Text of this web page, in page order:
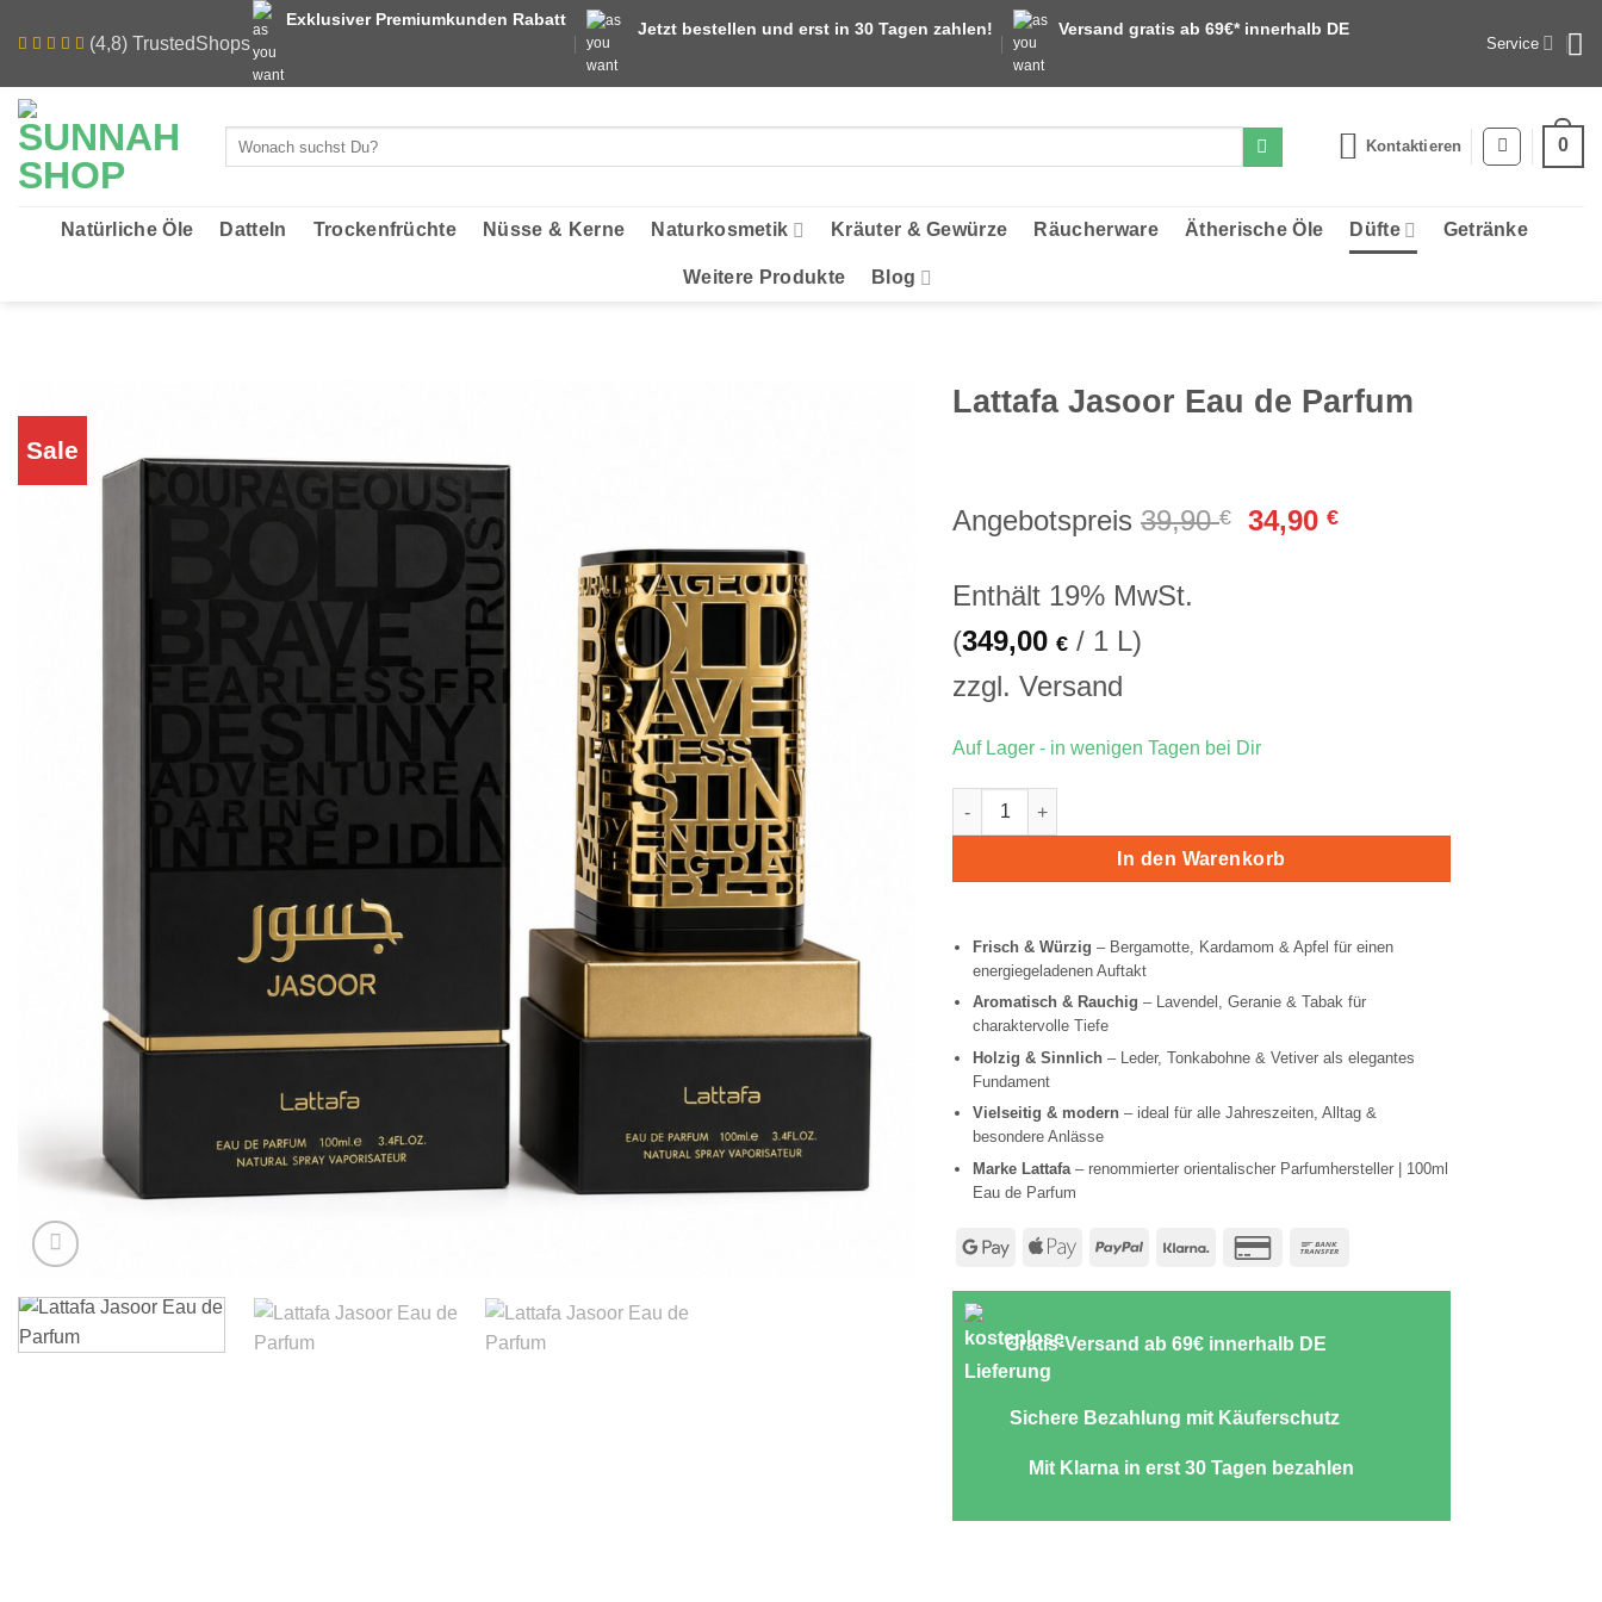
Inhalt
(4,8) TrustedShops
Exklusiver Premiumkunden Rabatt Jetzt bestellen und erst in 30 Tagen zahlen! Versand gratis ab 69€* innerhalb DE
Service
Kontaktieren 0
Natürliche Öle Datteln Trockenfrüchte Nüsse & Kerne Naturkosmetik Kräuter & Gewürze Räucherware Ätherische Öle Düfte Getränke
Weitere Produkte Blog
Sale
Lattafa Jasoor Eau de Parfum
Angebotspreis 39,90€
Ursprünglicher
34,90€Aktueller
Enthält 19% MwSt.
(349,00 € / 1 L)
zzgl. Versand
Auf Lager - in wenigen Tagen bei Dir
Lattafa Jasoor Eau de Parfum Menge
In den Warenkorb
Frisch & Würzig – Bergamotte, Kardamom & Apfel für einen
energiegeladenen Auftakt
Aromatisch & Rauchig – Lavendel, Geranie & Tabak für
charaktervolle Tiefe
Holzig & Sinnlich– Leder, Tonkabohne & Vetiver als elegantes
Fundament
Vielseitig & modern– ideal für alle Jahreszeiten, Alltag &
besondere Anlässe
Marke Lattafa– renommierter orientalischer Parfumhersteller | 100ml
Eau de Parfum
Google Apple
PayPal Klarna
Credit
Gratis-Versand ab 69€ innerhalb DE
Sichere Bezahlung mit Käuferschutz
Mit Klarna in erst 30 Tagen bezahlen